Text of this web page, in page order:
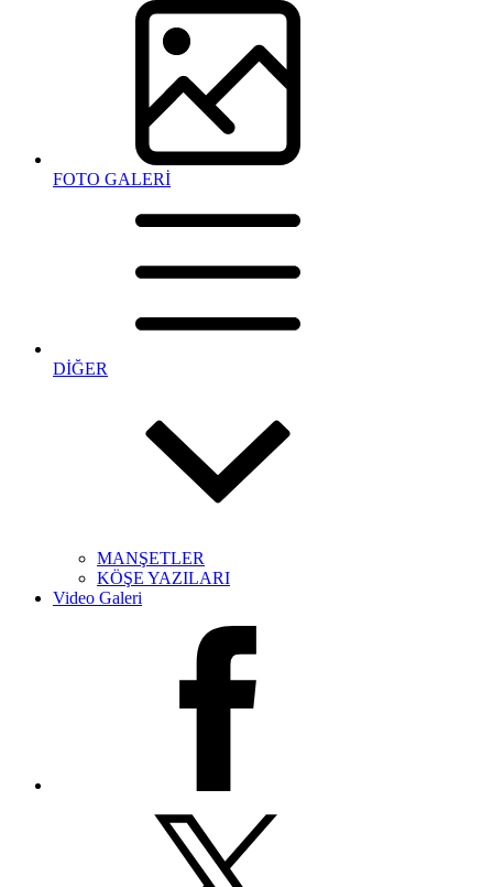
FOTO GALERİ
DİĞER
MANŞETLER
KÖŞE YAZILARI
Video Galeri